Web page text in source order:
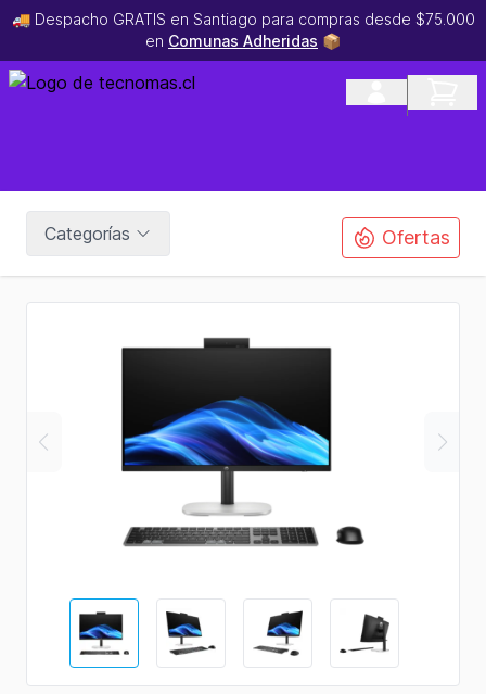
🚚 Despacho GRATIS en Santiago para compras desde $75.000
en Comunas Adheridas 📦
Categorías Ofertas